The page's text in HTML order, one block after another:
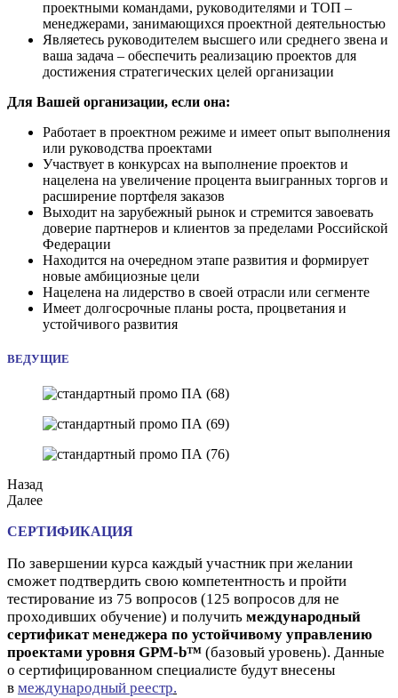
проектными командами, руководителями и ТОП –
менеджерами, занимающихся проектной деятельностью
Являетесь руководителем высшего или среднего звена и
ваша задача – обеспечить реализацию проектов для
достижения стратегических целей организации
Для Вашей организации, если она:
Работает в проектном режиме и имеет опыт выполнения
или руководства проектами
Участвует в конкурсах на выполнение проектов и
нацелена на увеличение процента выигранных торгов и
расширение портфеля заказов
Выходит на зарубежный рынок и стремится завоевать
доверие партнеров и клиентов за пределами Российской
Федерации
Находится на очередном этапе развития и формирует
новые амбициозные цели
Нацелена на лидерство в своей отрасли или сегменте
Имеет долгосрочные планы роста, процветания и
устойчивого развития
ВЕДУЩИЕ
Назад
Далее
СЕРТИФИКАЦИЯ
По завершении курса каждый участник при желании
сможет подтвердить свою компетентность и пройти
тестирование из 75 вопросов (125 вопросов для не
проходивших обучение) и получить международный
сертификат менеджера по устойчивому управлению
проектами уровня GPM-b™ (базовый уровень). Данные
о сертифицированном специалисте будут внесены
в международный реестр.